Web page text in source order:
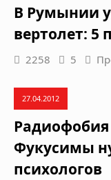
В Румынии
вертолет: 5
2258 5
27.04.2012
Фукусимы
психологов